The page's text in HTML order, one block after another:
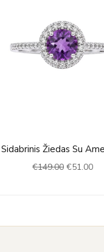
Sidabrinis Žiedas Su
€149.00
price
was:
€51.00is: